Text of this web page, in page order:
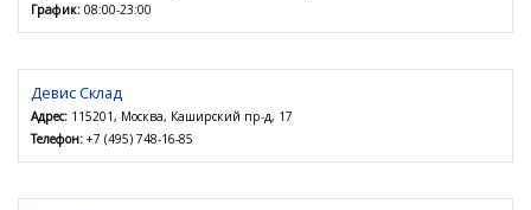
График: 08:00-23:00
Девис Склад
Адрес: 115201, Москва, Каширский пр-д, 17
Телефон: +7 (495) 748-16-85